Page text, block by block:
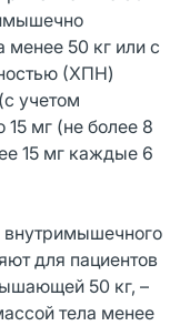
менее 50 кг или с
(ХПН)
учетом
мг (не более 8
15 мг каждые 6
для пациентов
50 кг, –
тела менее